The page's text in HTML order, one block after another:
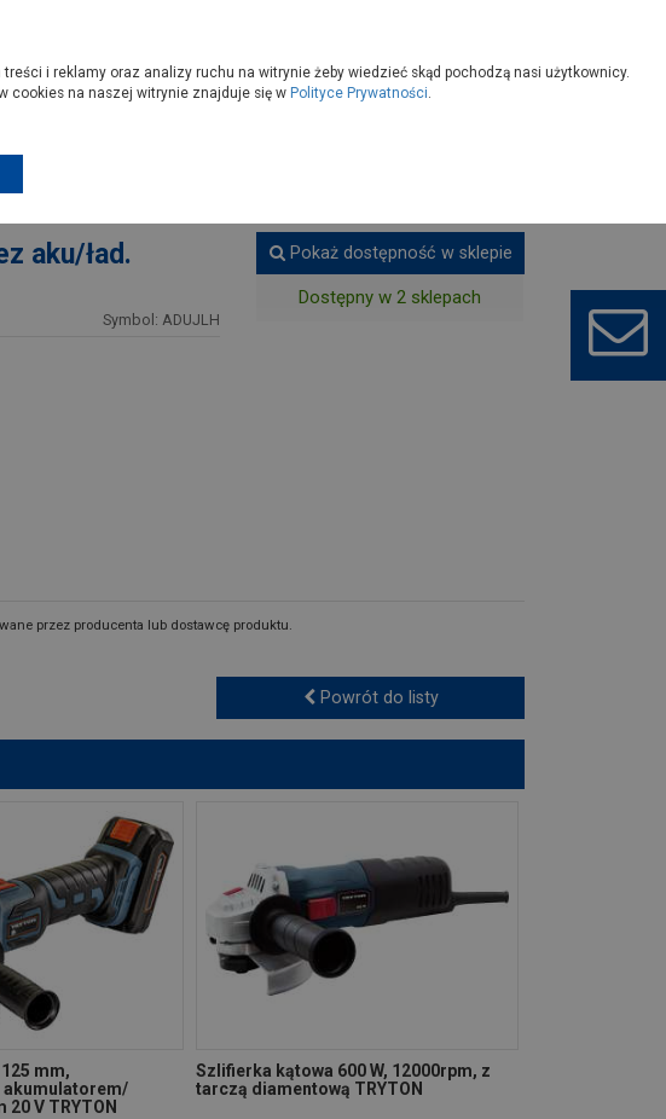
aku/ład.
Symbol: ADUJLH
Pokaż dostępność w sklepie
Dostępny w 2 sklepach
przez producenta lub dostawcę produktu.
Powrót do listy
mm,
akumulatorem/
V TRYTON
Szlifierka kątowa 600 W, 12000rpm, z
tarczą diamentową TRYTON
i reklamy oraz analizy ruchu na witrynie żeby wiedzieć skąd pochodzą nasi użytkownicy.
cookies na naszej witrynie znajduje się w Polityce Prywatności.